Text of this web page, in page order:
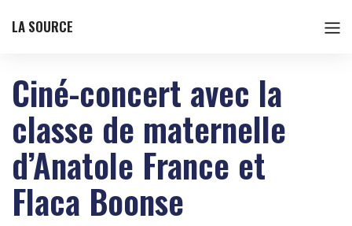
LA SOURCE
Ciné-concert avec la
classe de maternelle
d’Anatole France et
Flaca Boonse